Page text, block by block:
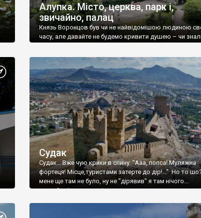
Алупка. Місто, церква, парк і,
звичайно, палац
Князь Воронцов був чи не найвідомішою людиною
часу, але давайте не будемо кривити душею – чи
Судак
Судак... Вже чую крики в спину: "Ааа, попса! Муляжна
фортеця! Місце,туристами затерте до дір!..." Но то
мене ще там не було, ну не "дірявив" я там нічого...
принаймні до цього літа.